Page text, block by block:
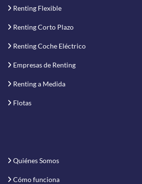
Renting Flexible
Renting Corto Plazo
Renting Coche Eléctrico
Empresas de Renting
Renting a Medida
Flotas
Quiénes Somos
Cómo funciona